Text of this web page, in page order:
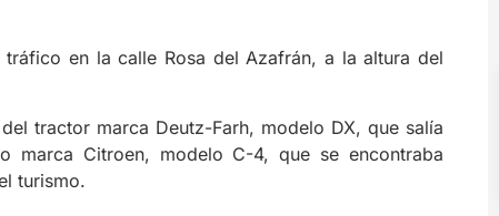
en la calle Rosa del Azafrán, a la altura del
tractor marca Deutz-Farh, modelo DX, que salía
marca Citroen, modelo C-4, que se encontraba
turismo.